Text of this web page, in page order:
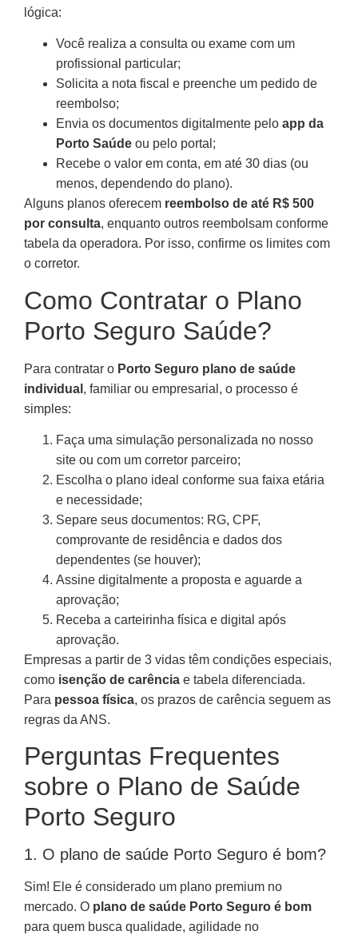
lógica:
Você realiza a consulta ou exame com um
profissional particular;
Solicita a nota fiscal e preenche um pedido de
reembolso;
Envia os documentos digitalmente pelo app da
Porto Saúde ou pelo portal;
Recebe o valor em conta, em até 30 dias (ou
menos, dependendo do plano).
Alguns planos oferecem reembolso de até R$ 500
por consulta, enquanto outros reembolsam conforme
tabela da operadora. Por isso, confirme os limites com
o corretor.
Como Contratar o Plano
Porto Seguro Saúde?
Para contratar o Porto Seguro plano de saúde
individual , familiar ou empresarial, o processo é
simples:
Faça uma simulação personalizada no nosso
site ou com um corretor parceiro;
Escolha o plano ideal conforme sua faixa etária
e necessidade;
Separe seus documentos: RG, CPF,
comprovante de residência e dados dos
dependentes (se houver);
Assine digitalmente a proposta e aguarde a
aprovação;
Receba a carteirinha física e digital após
aprovação.
Empresas a partir de 3 vidas têm condições especiais,
como isenção de carência e tabela diferenciada.
Para pessoa física, os prazos de carência seguem as
regras da ANS.
Perguntas Frequentes
sobre o Plano de Saúde
Porto Seguro
1. O plano de saúde Porto Seguro é bom?
Sim! Ele é considerado um plano premium no
mercado. O plano de saúde Porto Seguro é bom
para quem busca qualidade, agilidade no